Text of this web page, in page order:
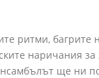
ритми, багрите
наричания за
ще ни